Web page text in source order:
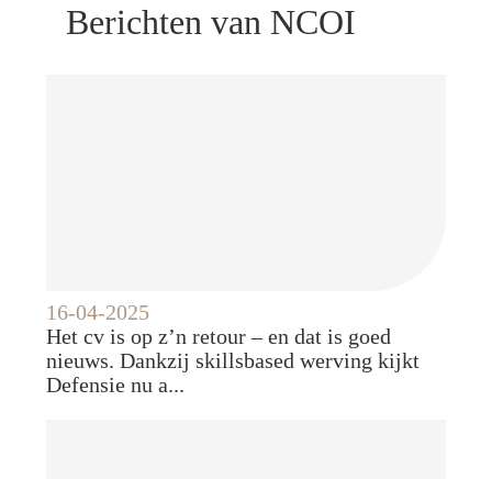
Berichten van NCOI
16-04-2025
Het cv is op z’n retour – en dat is goed
nieuws. Dankzij skillsbased werving kijkt
Defensie nu a...